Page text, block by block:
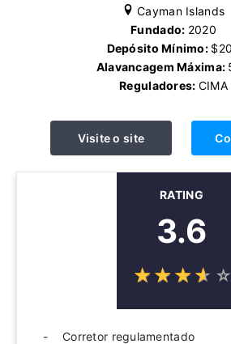
Cayman Islands
Fundado: 2020
Depósito Mínimo:
Alavancagem Máxima:
Reguladores: CIMA
Visite o site
RATING
3.6
☆☆☆☆ ☆
★★★★ ★
Corretor regulamentado